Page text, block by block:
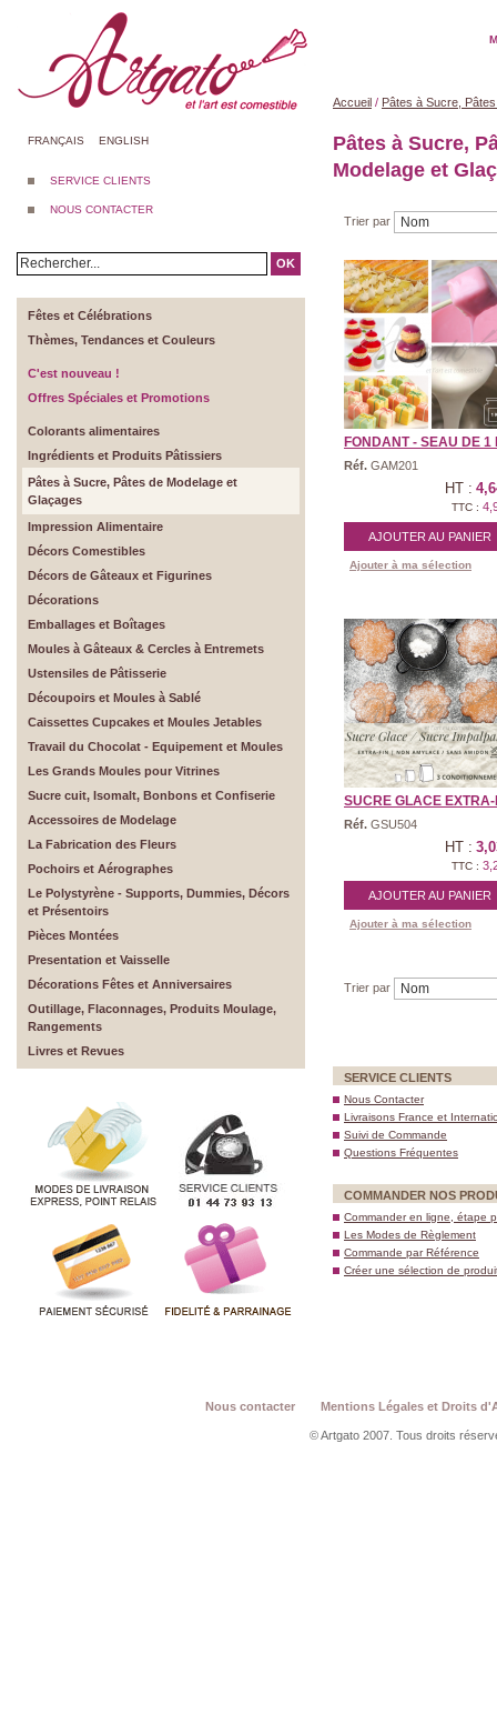
FRANÇAIS ENGLISH
SERVICE CLIENTS
NOUS CONTACTER
OK
Fêtes et Célébrations
Thèmes, Tendances et Couleurs
C'est nouveau !
Offres Spéciales et Promotions
Colorants alimentaires
Ingrédients et Produits Pâtissiers
Pâtes à Sucre, Pâtes de Modelage et
Glaçages
Impression Alimentaire
Décors Comestibles
Décors de Gâteaux et Figurines
Décorations
Emballages et Boîtages
Moules à Gâteaux & Cercles à Entremets
Ustensiles de Pâtisserie
Découpoirs et Moules à Sablé
Caissettes Cupcakes et Moules Jetables
Travail du Chocolat - Equipement et Moules
Les Grands Moules pour Vitrines
Sucre cuit, Isomalt, Bonbons et Confiserie
Accessoires de Modelage
La Fabrication des Fleurs
Pochoirs et Aérographes
Le Polystyrène - Supports, Dummies, Décors
et Présentoirs
Pièces Montées
Presentation et Vaisselle
Décorations Fêtes et Anniversaires
Outillage, Flaconnages, Produits Moulage,
Rangements
Livres et Revues
Accueil / Pâtes à Sucre,
Pâtes à Sucre,
Modelage et
Trier par
FONDANT - SEAU DE 1
Réf. GAM201
HT :
TTC :
AJOUTER AU PANIER
Ajouter à ma sélection
SUCRE GLACE EXTRA-
Réf. GSU504
HT :
TTC :
AJOUTER AU PANIER
Ajouter à ma sélection
Trier par
SERVICE CLIENTS
Nous Contacter
Livraisons France et
Suivi de Commande
Questions Fréquentes
COMMANDER NOS
Commander en ligne, étape
Les Modes de Règlement
Commande par Référence
Créer une sélection de
Nous contacter Mentions Légales et Droits
© Artgato 2007. Tous droits